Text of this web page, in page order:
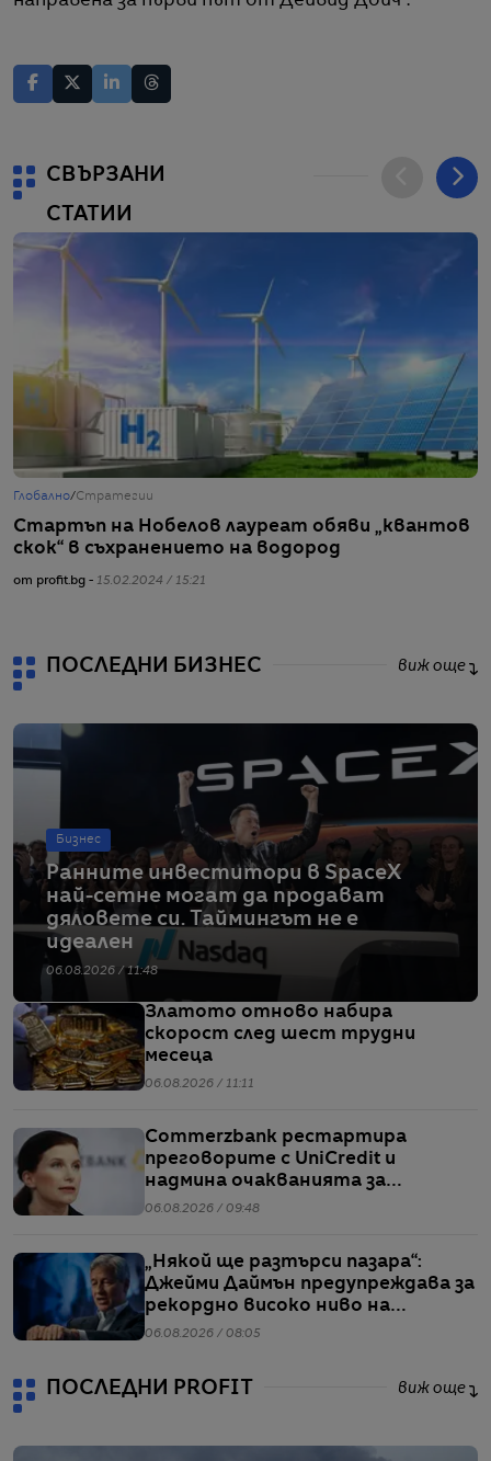
СВЪРЗАНИ
СТАТИИ
Глобално/Стратегии
Стартъп на Нобелов лауреат обяви „квантов
скок“ в съхранението на водород
от profit.bg - 15.02.2024 / 15:21
ПОСЛЕДНИ БИЗНЕС виж още
Бизнес
Ранните инвеститори в SpaceX
най-сетне могат да продават
дяловете си. Таймингът не е
идеален
06.08.2026 / 11:48
Златото отново набира
скорост след шест трудни
месеца
06.08.2026 / 11:11
Commerzbank рестартира
преговорите с UniCredit и
надмина очакванията за
тримесечието
06.08.2026 / 09:48
„Някой ще разтърси пазара“:
Джейми Даймън предупреждава за
рекордно високо ниво на
ливъридж
06.08.2026 / 08:05
ПОСЛЕДНИ PROFIT виж още